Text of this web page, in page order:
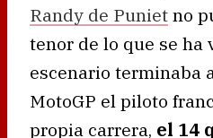
Randy de Puniet no
tenor de lo que se ha
escenario terminaba
MotoGP el piloto
propia carrera, el 14